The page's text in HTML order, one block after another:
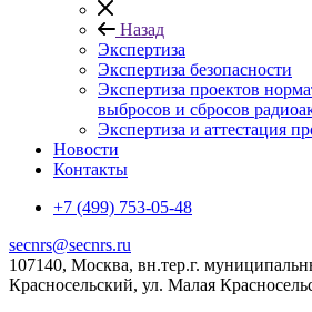
Назад
Экспертиза
Экспертиза безопасности
Экспертиза проектов
выбросов и сбросов
Экспертиза и аттестация
Новости
Контакты
+7 (499) 753-05-48
secnrs@secnrs.ru
107140, Москва, вн.тер.г.
Красносельский, ул. Малая